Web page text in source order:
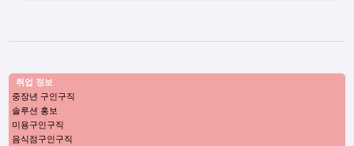
취업 정보
중장년 구인구직
솔루션 홍보
미용구인구직
음식점구인구직